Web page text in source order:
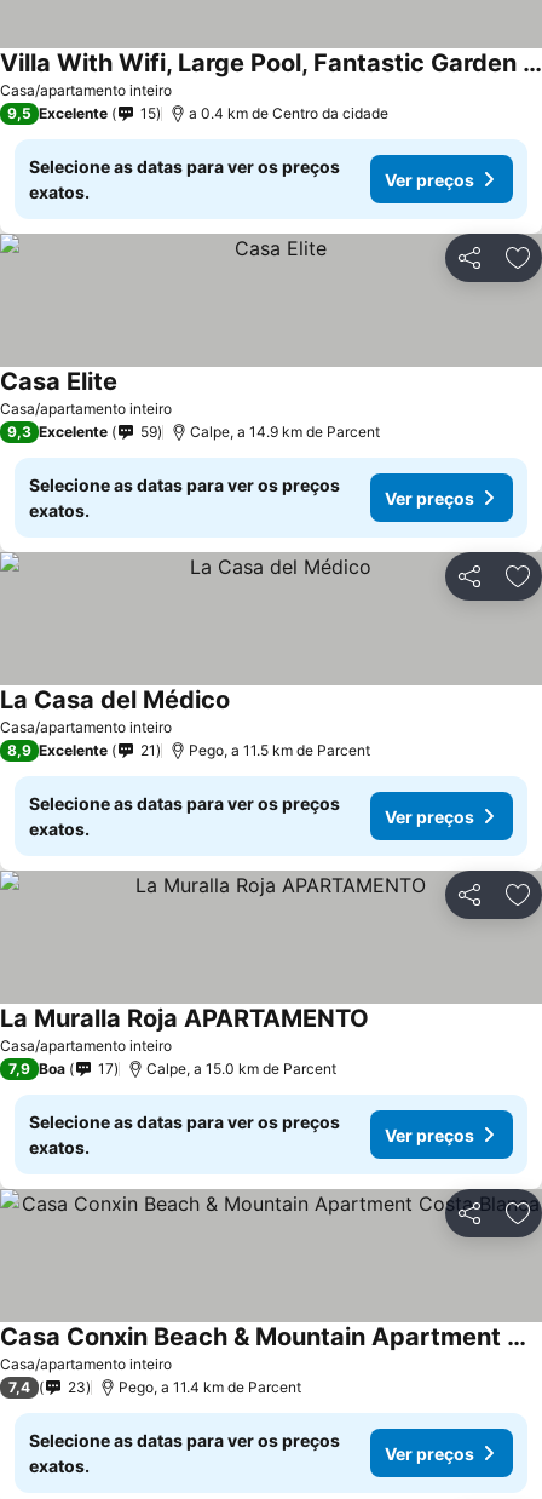
Casa/apartamento inteiro
Villa With Wifi, Large Pool, Fantastic Garden And Bbq.
9,5 Excelente 15 a 0.4 km de Centro da cidade
Selecione as datas para ver os preços
exatos.
Ver preços
Partilhar
Casa/apartamento inteiro
Casa Elite
9,3 Excelente 59 Calpe, a 14.9 km de Parcent
Selecione as datas para ver os preços
exatos.
Ver preços
Partilhar
Casa/apartamento inteiro
La Casa del Médico
8,9 Excelente 21 Pego, a 11.5 km de Parcent
Selecione as datas para ver os preços
exatos.
Ver preços
Partilhar
Casa/apartamento inteiro
La Muralla Roja APARTAMENTO
7,9 Boa 17 Calpe, a 15.0 km de Parcent
Selecione as datas para ver os preços
exatos.
Ver preços
Partilhar
Casa/apartamento inteiro
Casa Conxin Beach & Mountain Apartment Costa Blanca
7,4 23 Pego, a 11.4 km de Parcent
Selecione as datas para ver os preços
exatos.
Ver preços